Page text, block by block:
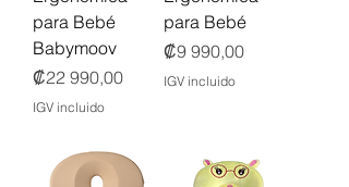
para Bebé
Babymoov
Precio
₡22 990,00
IGV incluido
para Bebé
Precio
₡9 990,00
IGV incluido